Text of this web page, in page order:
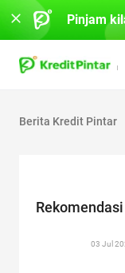
Berita Kredit Pintar
03 Jul
Pinjam